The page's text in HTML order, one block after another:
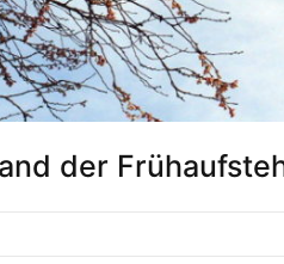
der